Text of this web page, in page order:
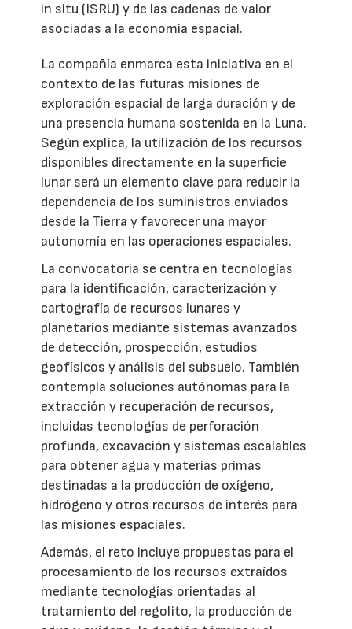
in situ (ISRU) y de las cadenas de valor
asociadas a la economía espacial.
La compañía enmarca esta iniciativa en el
contexto de las futuras misiones de
exploración espacial de larga duración y de
una presencia humana sostenida en la Luna.
Según explica, la utilización de los recursos
disponibles directamente en la superficie
lunar será un elemento clave para reducir la
dependencia de los suministros enviados
desde la Tierra y favorecer una mayor
autonomía en las operaciones espaciales.
La convocatoria se centra en tecnologías
para la identificación, caracterización y
cartografía de recursos lunares y
planetarios mediante sistemas avanzados
de detección, prospección, estudios
geofísicos y análisis del subsuelo. También
contempla soluciones autónomas para la
extracción y recuperación de recursos,
incluidas tecnologías de perforación
profunda, excavación y sistemas escalables
para obtener agua y materias primas
destinadas a la producción de oxígeno,
hidrógeno y otros recursos de interés para
las misiones espaciales.
Además, el reto incluye propuestas para el
procesamiento de los recursos extraídos
mediante tecnologías orientadas al
tratamiento del regolito, la producción de